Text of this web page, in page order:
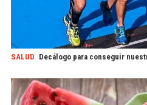
SALUD Decálogo para conseguir